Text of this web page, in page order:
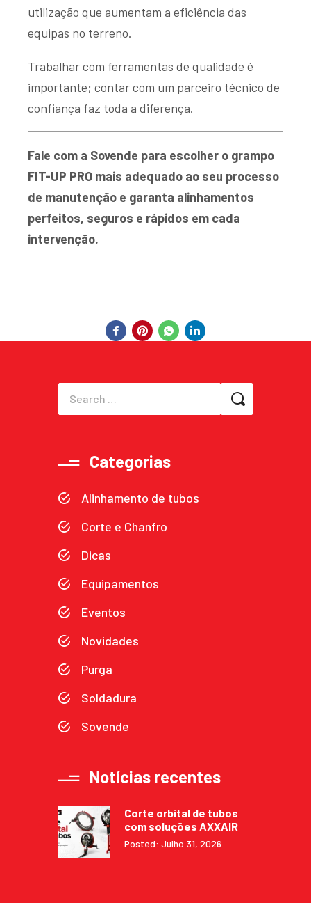
utilização que aumentam a eficiência das
equipas no terreno.
Trabalhar com ferramentas de qualidade é
importante; contar com um parceiro técnico de
confiança faz toda a diferença.
Fale com a Sovende para escolher o grampo
FIT-UP PRO mais adequado ao seu processo
de manutenção e garanta alinhamentos
perfeitos, seguros e rápidos em cada
intervenção.
Categorias
Alinhamento de tubos
Corte e Chanfro
Dicas
Equipamentos
Eventos
Novidades
Purga
Soldadura
Sovende
Notícias recentes
Corte orbital de tubos
com soluções AXXAIR
Posted: Julho 31, 2026